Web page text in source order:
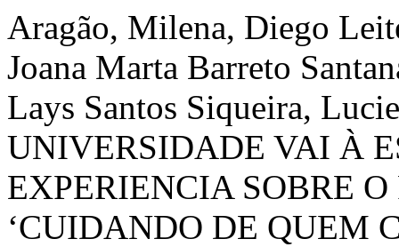
Aragão, Milena, Diego
Joana Marta Barreto
Lays Santos Siqueira,
UNIVERSIDADE VAI À
EXPERIENCIA SOBRE
‘CUIDANDO DE QUEM